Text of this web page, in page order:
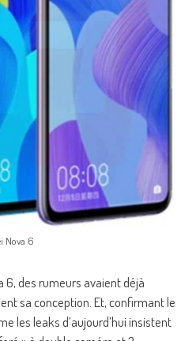
Nova 6
6, des rumeurs avaient déjà
sa conception. Et, confirmant le
les leaks d’aujourd’hui insistent